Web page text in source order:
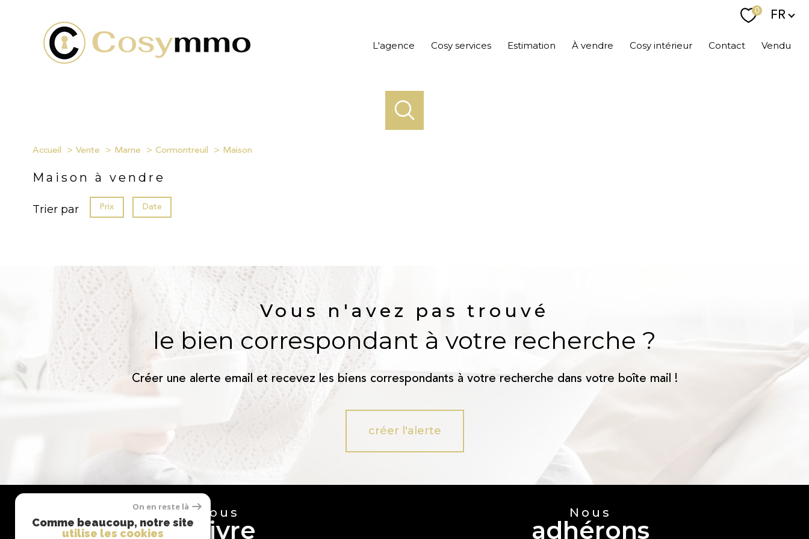
0 FR
L'agence Cosy services Estimation À vendre Cosy intérieur Contact Vendu
Accueil Vente Marne Cormontreuil Maison
Maison à vendre
Trier par Prix Date
Vous n'avez pas trouvé
le bien correspondant à votre recherche ?
Créer une alerte email et recevez les biens correspondants à votre recherche dans votre boîte mail !
créer l'alerte
Nous
suivre
Nous
adhérons
On en reste là
Comme beaucoup, notre site
utilise les cookies